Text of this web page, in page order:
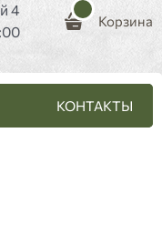
4
Корзина
КОНТАКТЫ